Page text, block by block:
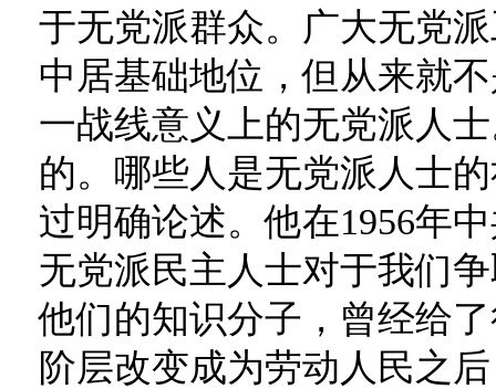
于无党派群众。广大无党
中居基础地位，但从来就
一战线意义上的无党派人
的。哪些人是无党派人士
过明确论述。他在1956年
无党派民主人士对于我们
他们的知识分子，曾经给
阶层改变成为劳动人民之